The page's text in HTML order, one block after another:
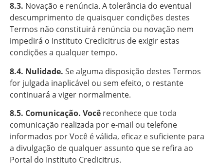
8.3. Novação e renúncia. A tolerância do eventual
descumprimento de quaisquer condições destes
Termos não constituirá renúncia ou novação nem
impedirá o Instituto Credicitrus de exigir estas
condições a qualquer tempo.
8.4. Nulidade. Se alguma disposição destes Termos
for julgada inaplicável ou sem efeito, o restante
continuará a viger normalmente.
8.5. Comunicação. Você reconhece que toda
comunicação realizada por e-mail ou telefone
informados por Você é válida, eficaz e suficiente para
a divulgação de qualquer assunto que se refira ao
Portal do Instituto Credicitrus.